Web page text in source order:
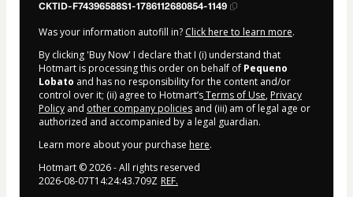
CKTID-F74396588S1-1786112680854-1149
Was your information autofill in? Click here to learn more.
By clicking 'Buy Now' I declare that I (i) understand that
Hotmart is processing this order on behalf of Pequeno
Lobato and has no responsibility for the content and/or
control over it; (ii) agree to Hotmart’sTerms of Use, Privacy
Policy and other company policies and (iii) am of legal age or
authorized and accompanied by a legal guardian.
Learn more about your purchase here.
Hotmart ©2026- All rights reserved
2026-08-07T14:24:43.709Z REF.